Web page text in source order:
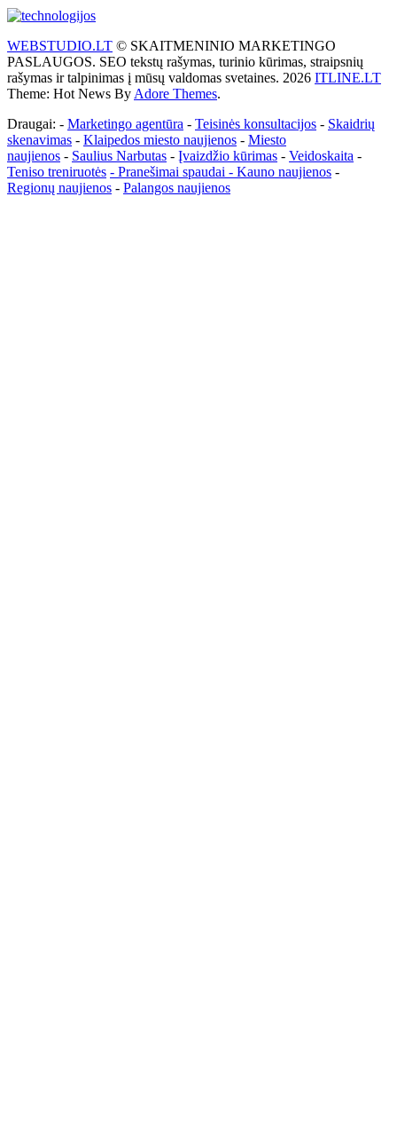
WEBSTUDIO.LT © SKAITMENINIO MARKETINGO
PASLAUGOS. SEO tekstų rašymas, turinio kūrimas, straipsnių
rašymas ir talpinimas į mūsų valdomas svetaines. 2026 ITLINE.LT
Theme: Hot News By Adore Themes.
Draugai: - Marketingo agentūra - Teisinės konsultacijos - Skaidrių
skenavimas - Klaipedos miesto naujienos - Miesto
naujienos - Saulius Narbutas - Įvaizdžio kūrimas - Veidoskaita -
Teniso treniruotės - Pranešimai spaudai - Kauno naujienos -
Regionų naujienos - Palangos naujienos